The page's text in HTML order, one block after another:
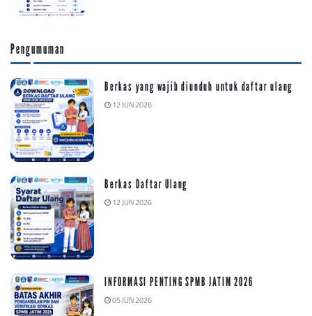
Pengumuman
Berkas yang wajib diunduh untuk daftar ulang
12 JUN 2026
Berkas Daftar Ulang
12 JUN 2026
INFORMASI PENTING SPMB JATIM 2026
05 JUN 2026